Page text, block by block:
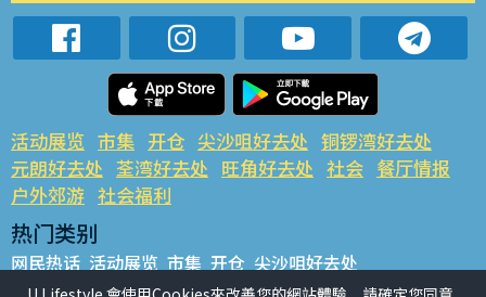
活动展览 市集 开仓 尖沙咀好去处 铜锣湾好去处
元朗好去处 荃湾好去处 旺角好去处 社会 餐厅情报
户外郊游 社会福利
热门类别
网民热话 活动展览 市集 开仓 尖沙咀好去处
铜锣湾好去处 元朗好去处 荃湾好去处 旺角好去处 社会